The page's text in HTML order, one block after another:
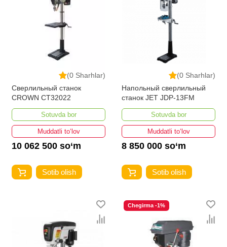
(0 Sharhlar)
Сверлильный станок
CROWN CT32022
Sotuvda bor
Muddatli to‘lov
10 062 500 so‘m
Sotib olish
(0 Sharhlar)
Напольный сверлильный
станок JET JDP-13FM
Sotuvda bor
Muddatli to‘lov
8 850 000 so‘m
Sotib olish
Chegirma -1%